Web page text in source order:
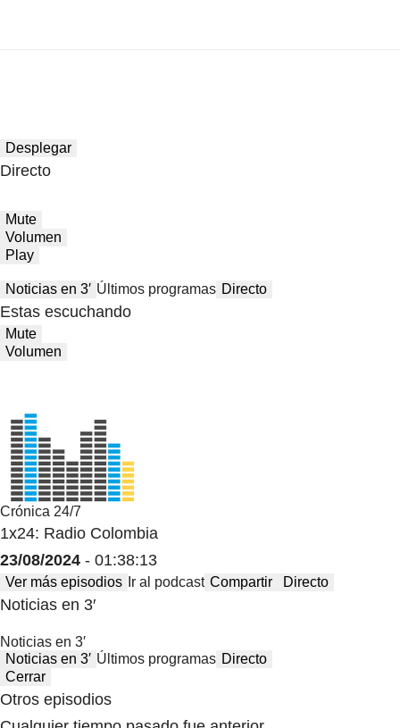
Desplegar
Directo
Mute
Volumen
Play
Noticias en 3′ Últimos programas Directo
Estas escuchando
Mute
Volumen
Crónica 24/7
1x24: Radio Colombia
23/08/2024 - 01:38:13
Ver más episodios Ir al podcast Compartir Directo
Noticias en 3′
Noticias en 3′
Noticias en 3′ Últimos programas Directo
Cerrar
Otros episodios